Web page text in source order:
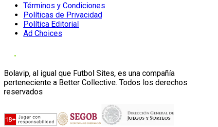
Términos y Condiciones
Políticas de Privacidad
Política Editorial
Ad Choices
Bolavip, al igual que Futbol Sites, es una compañía
perteneciente a Better Collective. Todos los derechos
reservados